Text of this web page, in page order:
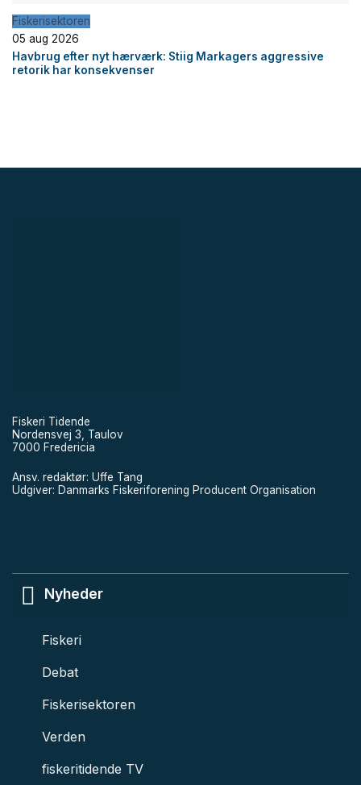
Fiskerisektoren
05 aug 2026
Havbrug efter nyt hærværk: Stiig Markagers aggressive
retorik har konsekvenser
Fiskeri Tidende
Nordensvej 3, Taulov
7000 Fredericia
Ansv. redaktør: Uffe Tang
Udgiver: Danmarks Fiskeriforening Producent Organisation
Nyheder
Fiskeri
Debat
Fiskerisektoren
Verden
fiskeritidende TV